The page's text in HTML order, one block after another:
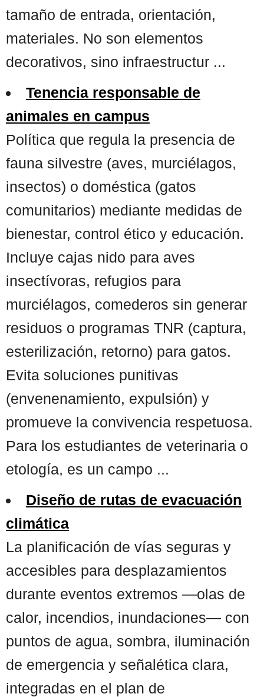
tamaño de entrada, orientación,
materiales. No son elementos
decorativos, sino infraestructur ...
Tenencia responsable de
animales en campus
Política que regula la presencia de
fauna silvestre (aves, murciélagos,
insectos) o doméstica (gatos
comunitarios) mediante medidas de
bienestar, control ético y educación.
Incluye cajas nido para aves
insectívoras, refugios para
murciélagos, comederos sin generar
residuos o programas TNR (captura,
esterilización, retorno) para gatos.
Evita soluciones punitivas
(envenenamiento, expulsión) y
promueve la convivencia respetuosa.
Para los estudiantes de veterinaria o
etología, es un campo ...
Diseño de rutas de evacuación
climática
La planificación de vías seguras y
accesibles para desplazamientos
durante eventos extremos —olas de
calor, incendios, inundaciones— con
puntos de agua, sombra, iluminación
de emergencia y señalética clara,
integradas en el plan de